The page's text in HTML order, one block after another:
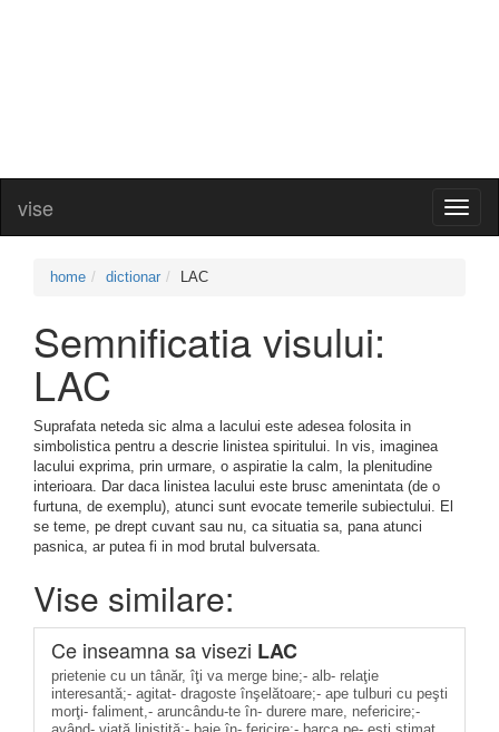
vise
home dictionar LAC
Semnificatia visului:
LAC
Suprafata neteda sic alma a lacului este adesea folosita in
simbolistica pentru a descrie linistea spiritului. In vis, imaginea
lacului exprima, prin urmare, o aspiratie la calm, la plenitudine
interioara. Dar daca linistea lacului este brusc amenintata (de o
furtuna, de exemplu), atunci sunt evocate temerile subiectului. El
se teme, pe drept cuvant sau nu, ca situatia sa, pana atunci
pasnica, ar putea fi in mod brutal bulversata.
Vise similare:
Ce inseamna sa visezi LAC
prietenie cu un tânăr, îţi va merge bine;- alb- relaţie
interesantă;- agitat- dragoste înşelătoare;- ape tulburi cu peşti
morţi- faliment,- aruncându-te în- durere mare, nefericire;-